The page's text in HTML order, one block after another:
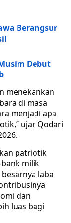
Berangsur
Debut
menekankan
di masa
menjadi apa
ujar Qodari
patriotik
milik
laba
dan
luas bagi